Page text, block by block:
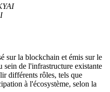
sur la blockchain et émis sur le
de l'infrastructure existante
différents rôles, tels que
à l'écosystème, selon la